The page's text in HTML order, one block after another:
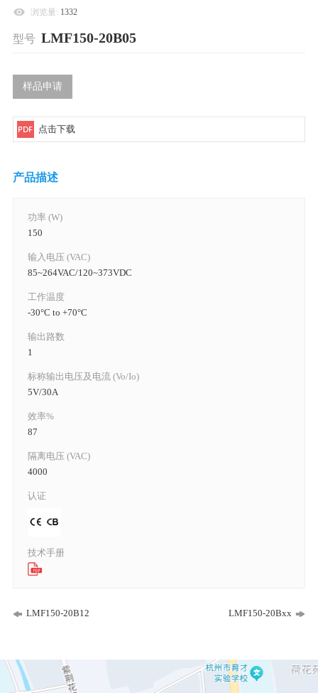
浏览量: 1332
型号 LMF150-20B05
样品申请
点击下载
产品描述
功率 (W)
150
输入电压 (VAC)
85~264VAC/120~373VDC
工作温度
-30°C to +70°C
输出路数
1
标称输出电压及电流 (Vo/Io)
5V/30A
效率%
87
隔离电压 (VAC)
4000
认证
技术手册
LMF150-20B12 LMF150-20Bxx